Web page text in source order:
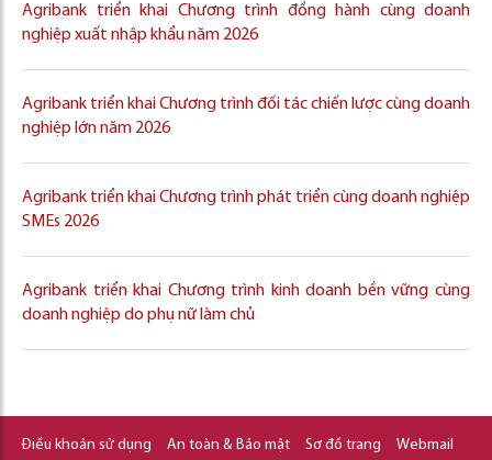
Agribank triển khai Chương trình đồng hành cùng doanh
nghiệp xuất nhập khẩu năm 2026
Agribank triển khai Chương trình đối tác chiến lược cùng doanh
nghiệp lớn năm 2026
Agribank triển khai Chương trình phát triển cùng doanh nghiệp
SMEs 2026
Agribank triển khai Chương trình kinh doanh bền vững cùng
doanh nghiệp do phụ nữ làm chủ
Điều khoản sử dụng An toàn & Bảo mật Sơ đồ trang
Webmail